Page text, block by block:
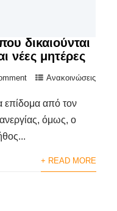
δικαιούνται
νέες μητέρες
Ανακοινώσεις
επίδομα από τον
όμως, ο
+ READ MORE